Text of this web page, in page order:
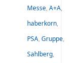
Messe, A+A,
haberkorn,
PSA, Gruppe,
Sahlberg,